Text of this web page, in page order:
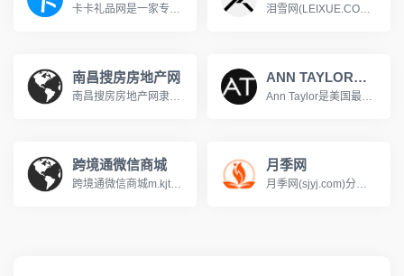
南昌搜房房地产网 ANN TAYLOR官网
跨境通微信商城 月季网